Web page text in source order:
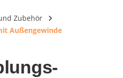
Zubehör
Außengewinde